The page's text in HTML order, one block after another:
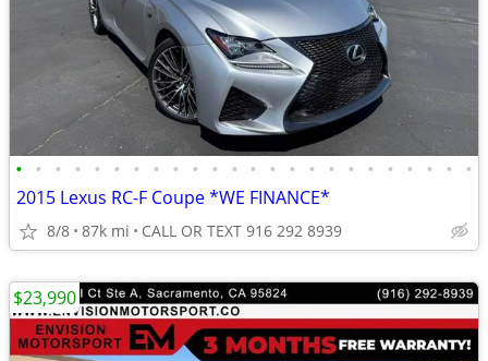
• • • • • • • • • • • • • • • • • • • • • • • •
2015 Lexus RC-F Coupe *WE FINANCE*
8/8 87k mi CALL OR TEXT 916 292 8939
$23,990